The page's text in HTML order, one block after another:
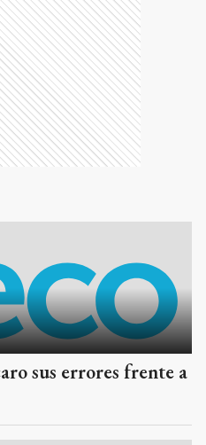
sus errores frente a